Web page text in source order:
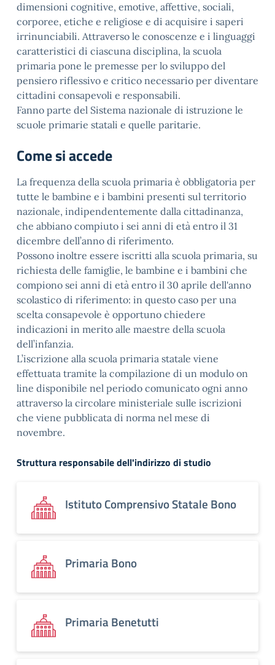
dimensioni cognitive, emotive, affettive, sociali,
corporee, etiche e religiose e di acquisire i saperi
irrinunciabili. Attraverso le conoscenze e i linguaggi
caratteristici di ciascuna disciplina, la scuola
primaria pone le premesse per lo sviluppo del
pensiero riflessivo e critico necessario per diventare
cittadini consapevoli e responsabili.
Fanno parte del Sistema nazionale di istruzione le
scuole primarie statali e quelle paritarie.
Come si accede
La frequenza della scuola primaria è obbligatoria per
tutte le bambine e i bambini presenti sul territorio
nazionale, indipendentemente dalla cittadinanza,
che abbiano compiuto i sei anni di età entro il 31
dicembre dell’anno di riferimento.
Possono inoltre essere iscritti alla scuola primaria, su
richiesta delle famiglie, le bambine e i bambini che
compiono sei anni di età entro il 30 aprile dell'anno
scolastico di riferimento: in questo caso per una
scelta consapevole è opportuno chiedere
indicazioni in merito alle maestre della scuola
dell’infanzia.
L’iscrizione alla scuola primaria statale viene
effettuata tramite la compilazione di un modulo on
line disponibile nel periodo comunicato ogni anno
attraverso la circolare ministeriale sulle iscrizioni
che viene pubblicata di norma nel mese di
novembre.
Struttura responsabile dell'indirizzo di studio
Istituto Comprensivo Statale Bono
Primaria Bono
Primaria Benetutti